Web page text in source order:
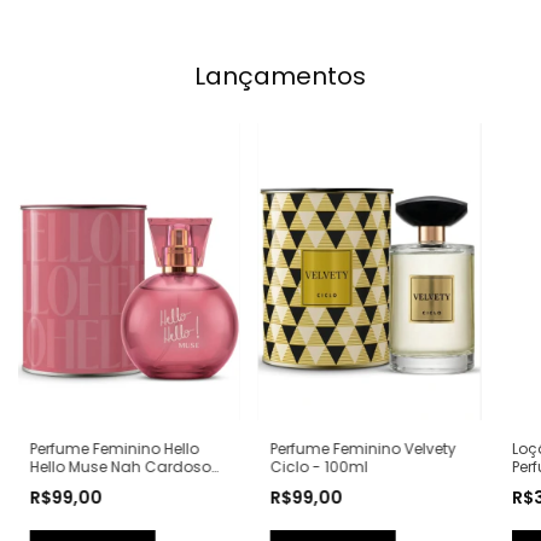
Lançamentos
Perfume Feminino Hello
Hello Muse Nah Cardoso
R$99,00
Perfume Feminino Velvety
Ciclo - 100ml
R$99,00